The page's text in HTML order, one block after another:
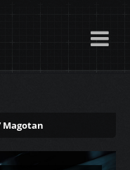
Magotan